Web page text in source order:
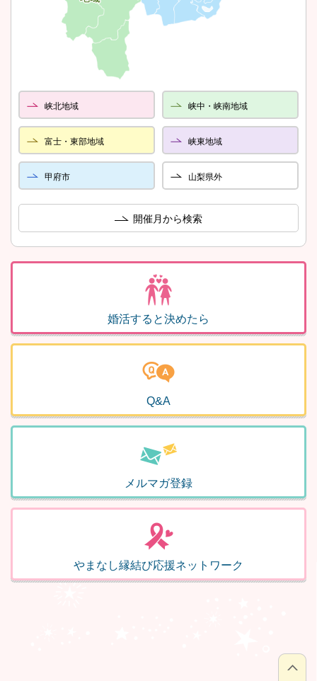
峡北地域 峡中・峡南地域
富士・東部地域 峡東地域
甲府市 山梨県外
開催月から検索
婚活すると決めたら
Q&A
メルマガ登録
やまなし縁結び応援ネットワーク